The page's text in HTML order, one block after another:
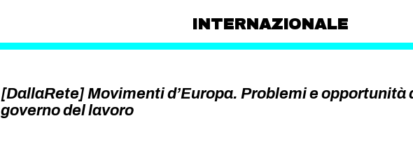
INTERNAZIONALE
[DallaRete] Movimenti d’Europa. Problemi e opportunità
governo del lavoro